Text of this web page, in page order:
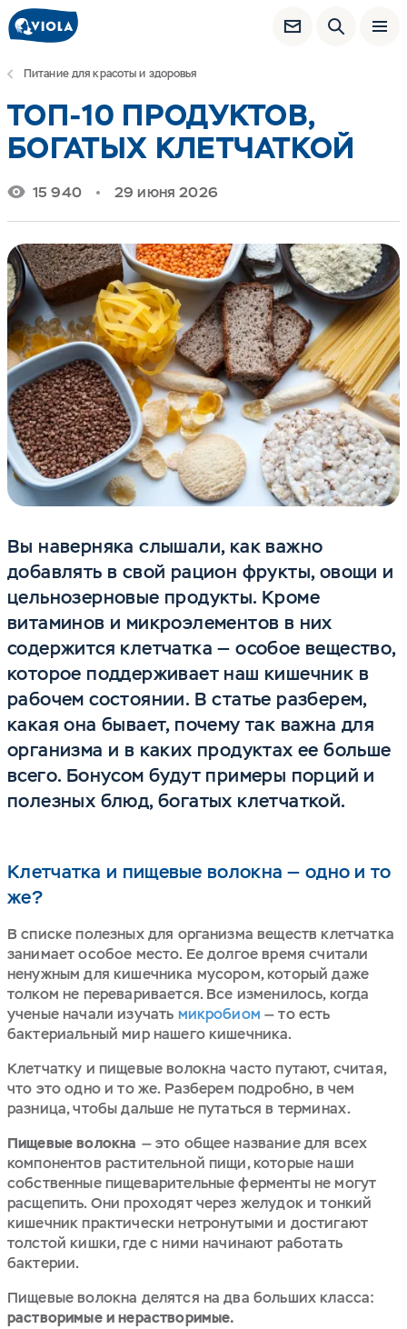
Питание для красоты и здоровья
ТОП-10 ПРОДУКТОВ,
БОГАТЫХ КЛЕТЧАТКОЙ
15 940 29 июня 2026
Вы наверняка слышали, как важно
добавлять в свой рацион фрукты, овощи и
цельнозерновые продукты. Кроме
витаминов и микроэлементов в них
содержится клетчатка — особое вещество,
которое поддерживает наш кишечник в
рабочем состоянии. В статье разберем,
какая она бывает, почему так важна для
организма и в каких продуктах ее больше
всего. Бонусом будут примеры порций и
полезных блюд, богатых клетчаткой.
Клетчатка и пищевые волокна — одно и то
же?
В списке полезных для организма веществ клетчатка
занимает особое место. Ее долгое время считали
ненужным для кишечника мусором, который даже
толком не переваривается. Все изменилось, когда
ученые начали изучать микробиом — то есть
бактериальный мир нашего кишечника.
Клетчатку и пищевые волокна часто путают, считая,
что это одно и то же. Разберем подробно, в чем
разница, чтобы дальше не путаться в терминах.
Пищевые волокна — это общее название для всех
компонентов растительной пищи, которые наши
собственные пищеварительные ферменты не могут
расщепить. Они проходят через желудок и тонкий
кишечник практически нетронутыми и достигают
толстой кишки, где с ними начинают работать
бактерии.
Пищевые волокна делятся на два больших класса:
растворимые и нерастворимые.